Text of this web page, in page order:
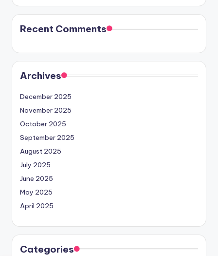
Recent Comments
Archives
December 2025
November 2025
October 2025
September 2025
August 2025
July 2025
June 2025
May 2025
April 2025
Categories